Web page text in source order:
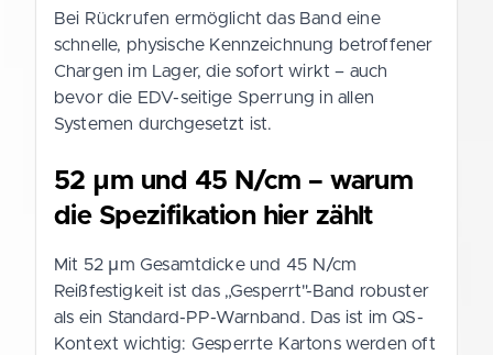
Bei Rückrufen ermöglicht das Band eine
schnelle, physische Kennzeichnung betroffener
Chargen im Lager, die sofort wirkt – auch
bevor die EDV-seitige Sperrung in allen
Systemen durchgesetzt ist.
52 µm und 45 N/cm – warum
die Spezifikation hier zählt
Mit 52 µm Gesamtdicke und 45 N/cm
Reißfestigkeit ist das „Gesperrt"-Band robuster
als ein Standard-PP-Warnband. Das ist im QS-
Kontext wichtig: Gesperrte Kartons werden oft